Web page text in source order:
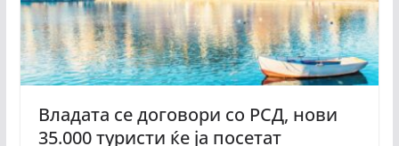
Владата се договори со РСД, нови
35.000 туристи ќе ја посетат